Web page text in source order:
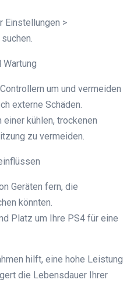
Einstellungen >
Wartung
um und vermeiden
externe Schäden.
kühlen, trockenen
zu vermeiden.
Geräten fern, die
könnten.
Platz um Ihre PS4 für eine
hilft, eine hohe Leistung
die Lebensdauer Ihrer